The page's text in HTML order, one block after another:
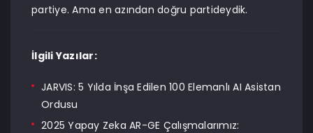
partiye. Ama en azından doğru partideydik.
İlgili Yazılar:
JARVIS: 5 Yılda İnşa Edilen 100 Elemanlı AI Asistan
Ordusu
2025 Yapay Zeka AR-GE Çalışmalarımız: